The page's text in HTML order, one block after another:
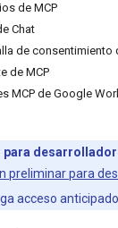
de MCP
Chat
de consentimiento
de MCP
MCP de Google
preliminar para
acceso